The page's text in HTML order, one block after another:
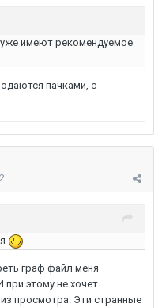
имеют рекомендуемое
пачками, с
граф файл меня
этому не хочет
просмотра. Эти странные